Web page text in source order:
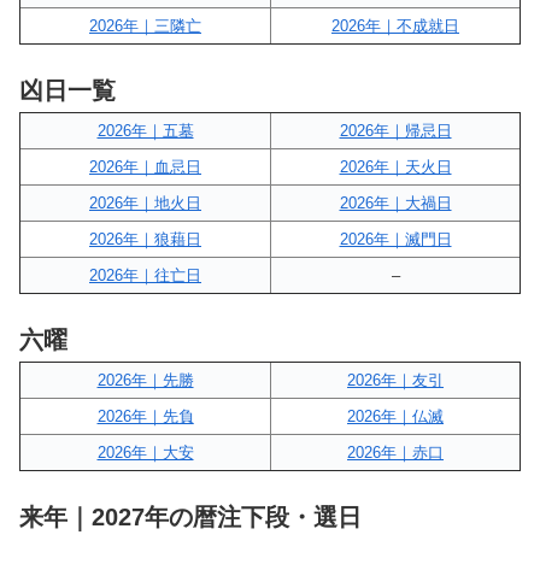
2026年｜三隣亡
2026年｜不成就日
凶日一覧
2026年｜五墓
2026年｜帰忌日
2026年｜血忌日
2026年｜天火日
2026年｜地火日
2026年｜大禍日
2026年｜狼藉日
2026年｜滅門日
2026年｜往亡日
–
六曜
2026年｜先勝
2026年｜友引
2026年｜先負
2026年｜仏滅
2026年｜大安
2026年｜赤口
来年｜2027年の暦注下段・選日